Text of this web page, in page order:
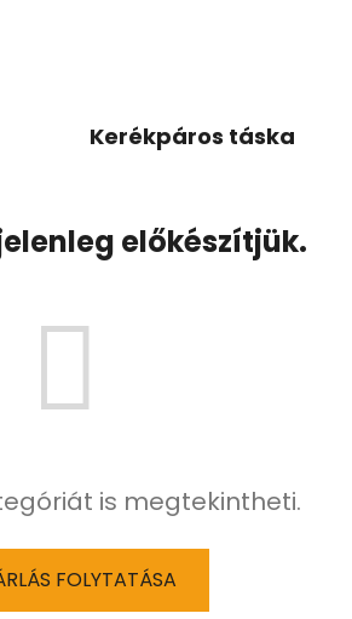
Kerékpáros táska
előkészítjük.
is megtekintheti.
FOLYTATÁSA